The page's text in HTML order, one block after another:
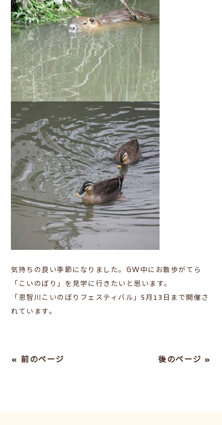
気持ちの良い季節になりました。GW中にお散歩がてら
「こいのぼり」を見学に行きたいと思います。
「恩智川こいのぼりフェスティバル」5月13日まで開催さ
れています。
« 前のページ 後のページ »